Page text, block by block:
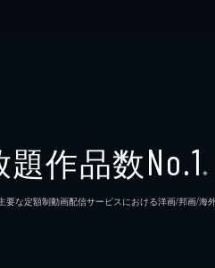
題作品数No.1 ※
な定額制動画配信サービスにおける洋画/邦画/